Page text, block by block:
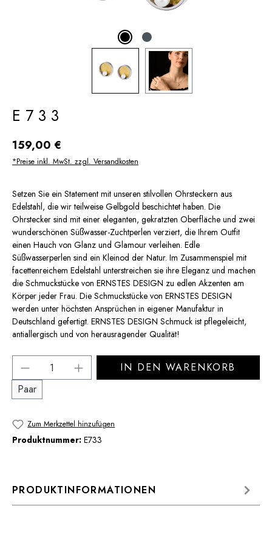
E733
Regulärer Preis:
159,00 €
*Preise inkl. MwSt. zzgl. Versandkosten
Setzen Sie ein Statement mit unseren stilvollen Ohrsteckern aus
Edelstahl, die wir teilweise Gelbgold beschichtet haben. Die
Ohrstecker sind mit einer eleganten, gekratzten Oberfläche und zwei
wunderschönen Süßwasser-Zuchtperlen verziert, die Ihrem Outfit
einen Hauch von Glanz und Glamour verleihen. Edle
Süßwasserperlen sind ein Kleinod der Natur. Im Zusammenspiel mit
facettenreichem Edelstahl unterstreichen sie ihre Eleganz und machen
die Schmuckstücke von ERNSTES DESIGN zu edlen Akzenten am
Körper jeder Frau. Die Schmuckstücke von ERNSTES DESIGN
werden unter höchsten Ansprüchen in eigener Manufaktur in
Deutschland gefertigt. ERNSTES DESIGN Schmuck ist pflegeleicht,
antiallergisch und von herausragender Qualität!
Produkt Anzahl: Gib den gewünschten
Paar
IN DEN WARENKORB
Zum Merkzettel hinzufügen
Produktnummer: E733
PRODUKTINFORMATIONEN